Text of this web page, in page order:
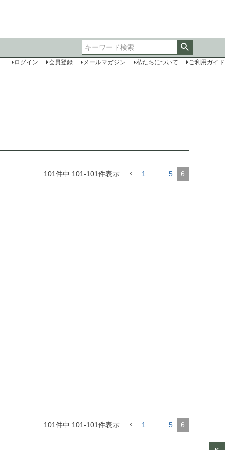
ログイン 会員登録 メールマガジン 私たちについて
ご利用ガイド
101件中 101-101件表示 1 5 6
101件中 101-101件表示 1 5 6